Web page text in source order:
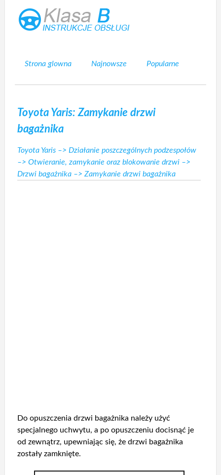
Strona glowna Najnowsze Popularne
Toyota Yaris: Zamykanie drzwi
bagażnika
Toyota Yaris –> Działanie poszczególnych podzespołów
–> Otwieranie, zamykanie oraz blokowanie drzwi –>
Drzwi bagażnika –> Zamykanie drzwi bagażnika
Do opuszczenia drzwi bagażnika należy użyć
specjalnego uchwytu, a po opuszczeniu docisnąć je
od zewnątrz, upewniając się, że drzwi bagażnika
zostały zamknięte.